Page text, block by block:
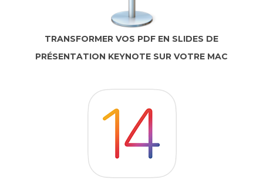
TRANSFORMER VOS PDF EN SLIDES DE
PRÉSENTATION KEYNOTE SUR VOTRE MAC